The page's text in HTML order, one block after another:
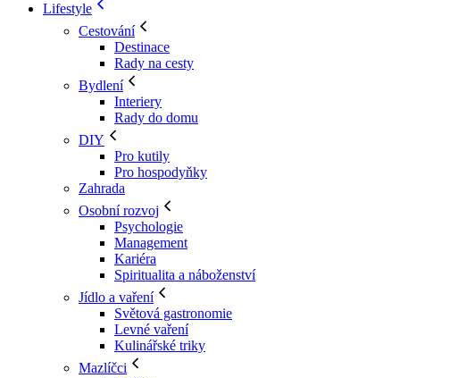
Lifestyle
Cestování
Destinace
Rady na cesty
Bydlení
Interiery
Rady do domu
DIY
Pro kutily
Pro hospodyňky
Zahrada
Osobní rozvoj
Psychologie
Management
Kariéra
Spiritualita a náboženství
Jídlo a vaření
Světová gastronomie
Levné vaření
Kulinářské triky
Mazlíčci